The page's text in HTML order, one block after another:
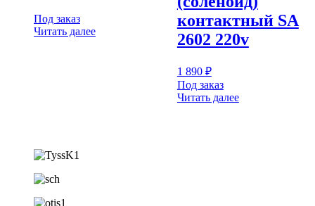
Под заказ
Читать далее
контактный SA
2602 220v
1 890 ₽
Под заказ
Читать далее